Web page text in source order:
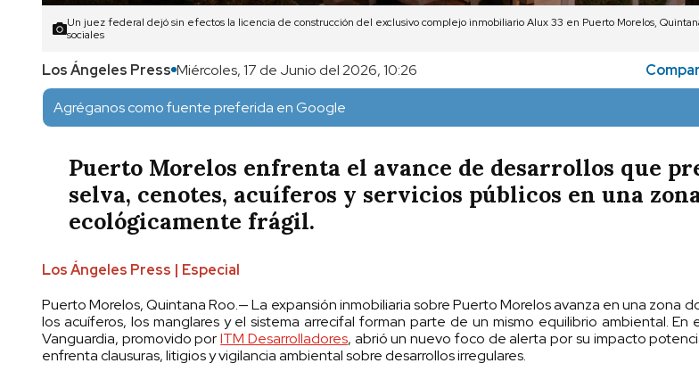
Un juez federal dejó sin efectos la licencia de construcción del exclusivo complejo inmobiliario Alux 33 en Puerto Morelos,
sociales
Los Ángeles Press Miércoles, 17 de Junio del 2026, 10:26
Agréganos como fuente preferida en Google
Puerto Morelos enfrenta el avance de desarrollos que
selva, cenotes, acuíferos y servicios públicos en una
ecológicamente frágil.
Los Ángeles Press | Especial
Puerto Morelos, Quintana Roo.— La expansión inmobiliaria sobre Puerto Morelos avanza en una zona
los acuíferos, los manglares y el sistema arrecifal forman parte de un mismo equilibrio ambiental.
Vanguardia, promovido porITM Desarrolladores, abrió un nuevo foco de alerta por su impacto
enfrenta clausuras, litigios y vigilancia ambiental sobre desarrollos irregulares.